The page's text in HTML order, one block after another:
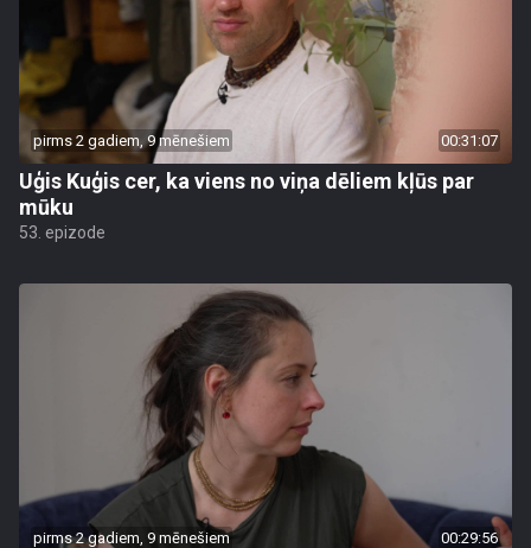
pirms 2 gadiem, 9 mēnešiem 00:31:07
Uģis Kuģis cer, ka viens no viņa dēliem kļūs par
mūku
53. epizode
pirms 2 gadiem, 9 mēnešiem 00:29:56